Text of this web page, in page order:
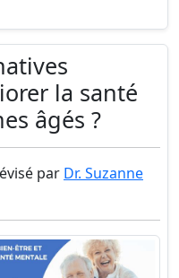
la santé
âgés ?
par Dr. Suzanne